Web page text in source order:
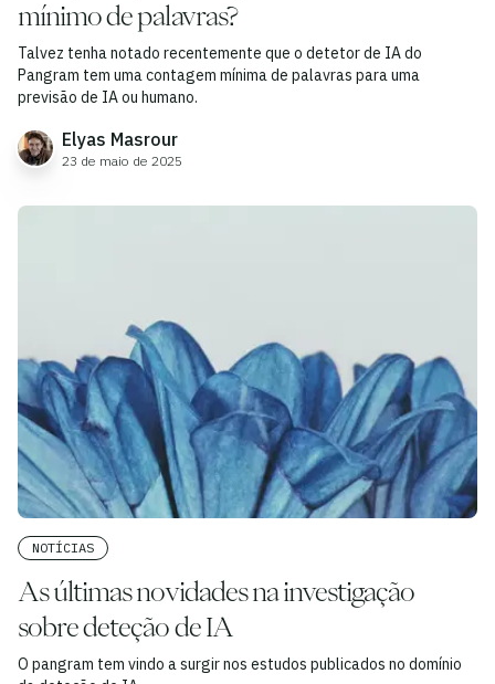
mínimo de palavras?
Talvez tenha notado recentemente que o detetor de IA do
Pangram tem uma contagem mínima de palavras para uma
previsão de IA ou humano.
Elyas Masrour
23 de maio de 2025
NOTÍCIAS
As últimas novidades na investigação
sobre deteção de IA
O pangram tem vindo a surgir nos estudos publicados no domínio